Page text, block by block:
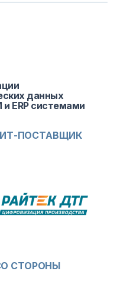
данных
ERP системами
ИТ-ПОСТАВЩИК
СТОРОНЫ